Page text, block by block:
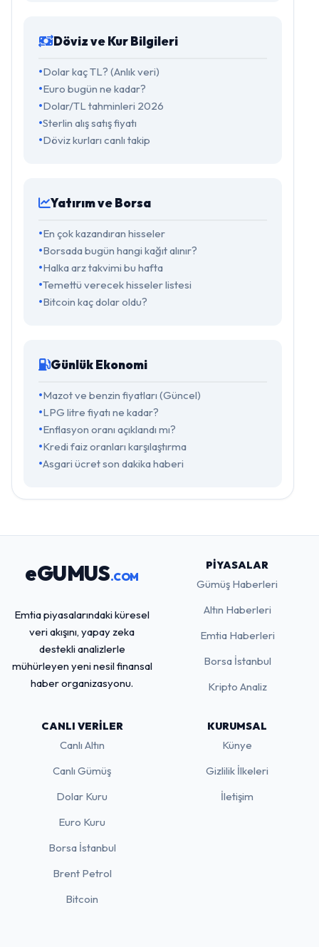
Döviz ve Kur Bilgileri
Dolar kaç TL? (Anlık veri)
Euro bugün ne kadar?
Dolar/TL tahminleri 2026
Sterlin alış satış fiyatı
Döviz kurları canlı takip
Yatırım ve Borsa
En çok kazandıran hisseler
Borsada bugün hangi kağıt alınır?
Halka arz takvimi bu hafta
Temettü verecek hisseler listesi
Bitcoin kaç dolar oldu?
Günlük Ekonomi
Mazot ve benzin fiyatları (Güncel)
LPG litre fiyatı ne kadar?
Enflasyon oranı açıklandı mı?
Kredi faiz oranları karşılaştırma
Asgari ücret son dakika haberi
eGUMUS.COM
Emtia piyasalarındaki küresel
veri akışını, yapay zeka
destekli analizlerle
mühürleyen yeni nesil finansal
haber organizasyonu.
PIYASALAR
Gümüş Haberleri
Altın Haberleri
Emtia Haberleri
Borsa İstanbul
Kripto Analiz
CANLI VERILER
Canlı Altın
Canlı Gümüş
Dolar Kuru
Euro Kuru
Borsa İstanbul
Brent Petrol
Bitcoin
KURUMSAL
Künye
Gizlilik İlkeleri
İletişim